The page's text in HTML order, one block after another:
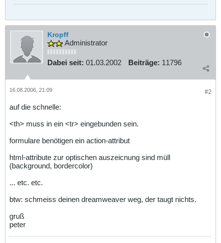
Kropff
Administrator
Dabei seit: 01.03.2002 Beiträge: 11796
#2
16.08.2006, 21:09
auf die schnelle:
<th> muss in ein <tr> eingebunden sein.
formulare benötigen ein action-attribut
html-attribute zur optischen auszeicnung sind müll
(background, bordercolor)
... etc. etc.
btw: schmeiss deinen dreamweaver weg, der taugt nichts.
gruß
peter